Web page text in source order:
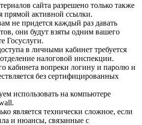
сайта разрешено только также
прямой активной ссылки.
не придется каждый раз давать
они будут взяты одним вашего
Госуслуги.
в личными кабинет требуется
налоговой инспекции.
кабинета вопреки логину и паролю и
без сертифицированных
использовать на компьютере
является технически сложное, если
и нюансы, связанные с